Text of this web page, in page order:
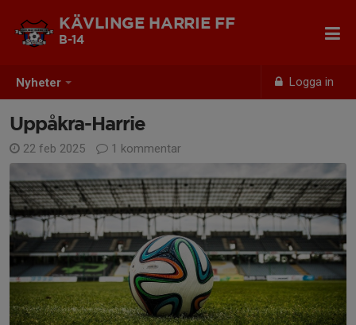
Nyheter Logga in
KÄVLINGE HARRIE FF
B-14
Uppåkra-Harrie
22 feb 2025 1 kommentar